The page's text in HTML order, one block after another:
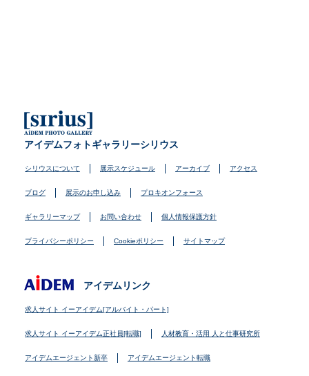
アイデムフォトギャラリーシリウス
シリウスについて 展示スケジュール アーカイブ アクセス
ブログ 展示のお申し込み プロキオンフォース
ギャラリーマップ お問い合わせ 個人情報保護方針
プライバシーポリシー Cookieポリシー サイトマップ
アイデムリンク
求人サイト イーアイデム[アルバイト・パート]
求人サイト イーアイデム正社員[転職] 人材教育・活用 人と仕事研究所
アイデムエージェント新卒 アイデムエージェント転職